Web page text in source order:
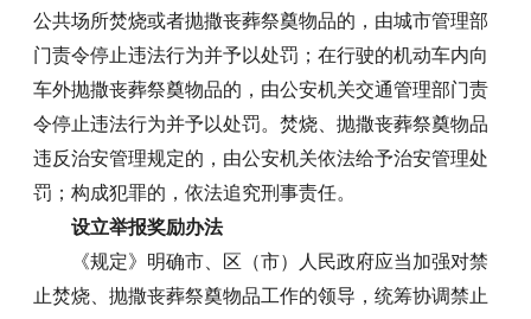
公共场所焚烧或者抛撒丧葬祭奠物品的，由城市管理部
门责令停止违法行为并予以处罚；在行驶的机动车内向
车外抛撒丧葬祭奠物品的，由公安机关交通管理部门责
令停止违法行为并予以处罚。焚烧、抛撒丧葬祭奠物品
违反治安管理规定的，由公安机关依法给予治安管理处
罚；构成犯罪的，依法追究刑事责任。
设立举报奖励办法
《规定》明确市、区（市）人民政府应当加强对禁
止焚烧、抛撒丧葬祭奠物品工作的领导，统筹协调禁止